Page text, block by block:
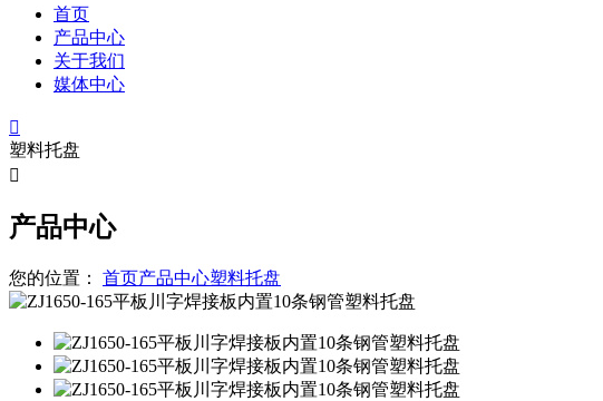
首页
产品中心
关于我们
媒体中心

塑料托盘

产品中心
您的位置： 首页产品中心塑料托盘